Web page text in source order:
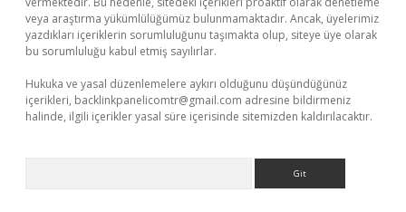
veya araştırma yükümlülüğümüz bulunmamaktadır. Ancak, üyelerimiz
yazdıkları içeriklerin sorumluluğunu taşımakta olup, siteye üye olarak
bu sorumluluğu kabul etmiş sayılırlar.
Hukuka ve yasal düzenlemelere aykırı olduğunu düşündüğünüz
içerikleri, backlinkpanelicomtr@gmail.com adresine bildirmeniz
halinde, ilgili içerikler yasal süre içerisinde sitemizden kaldırılacaktır.